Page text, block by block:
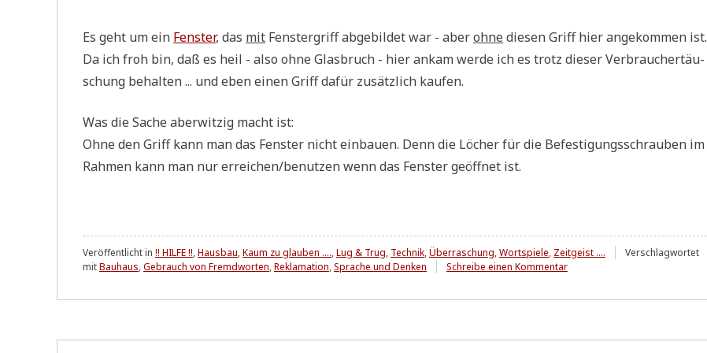
noch
tun!
Es geht um ein Fen­ster, das mit Fen­ster­griff abge­bil­det war - aberohne die­sen Griff hier ange­kom­men ist.
Da ich froh bin, daß es heil - also ohne Glas­bruch - hier ankam wer­de ich es trotz die­ser Ver­brau­cher­täu­
schung behal­ten ... und eben einen Griff dafür zusätz­lich kaufen.
Was die Sache aber­wit­zig macht ist:
Ohne den Griff kann man das Fen­ster nicht ein­bau­en. Denn die Löcher für die Befe­sti­gungs­schrau­ben im
Rah­men kann man nur erreichen/benutzen wenn das Fen­ster geöff­net ist.
Veröffentlicht in !! HILFE !!,Hausbau,Kaum zu glauben ....,Lug & Trug, Technik,Überraschung,Wortspiele, Zeitgeist ....
Verschlagwortet
mitBauhaus,Gebrauch von Fremdworten,Reklamation,Sprache und Denken Schreibe einen Kommentarzu
....